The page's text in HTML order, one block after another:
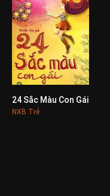
0
24 Sắc Màu Con Gái
NXB Trẻ